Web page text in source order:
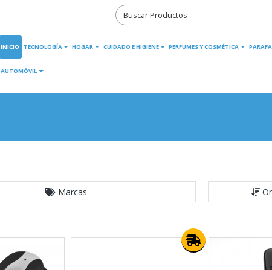
INICIO TECNOLOGÍA HOGAR CUIDADO E HIGIENE PERFUMES Y COSMÉTICA
AUTOMÓVIL
Marcas